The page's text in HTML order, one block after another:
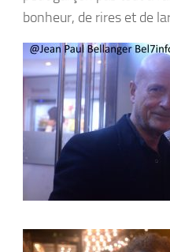
bonheur, de rires et de